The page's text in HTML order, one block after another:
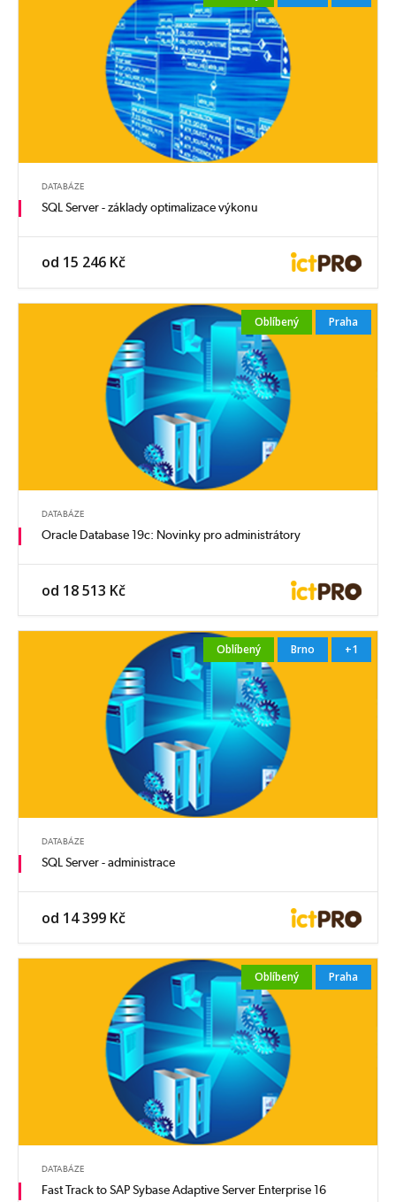
DATABÁZE
SQL Server - základy optimalizace výkonu
od 15 246 Kč
Oblíbený Praha
DATABÁZE
Oracle Database 19c: Novinky pro administrátory
od 18 513 Kč
Oblíbený Brno +1
DATABÁZE
SQL Server - administrace
od 14 399 Kč
Oblíbený Praha
DATABÁZE
Fast Track to SAP Sybase Adaptive Server Enterprise 16